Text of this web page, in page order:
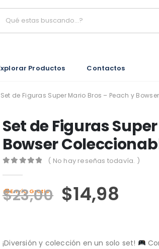
Productos Contactos
Set de Figuras Super Mario Bros – Peach y
Set de Figuras
Bowser
( No hay reseñas todavía. )
$23,00 $14,98
Envío Gratis
¡Diversión y colección en un solo set!